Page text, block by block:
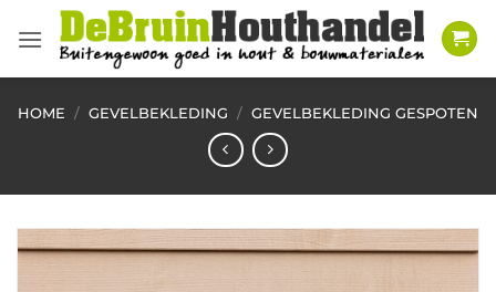
naar
HOME / GEVELBEKLEDING / GEVELBEKLEDING GESPOTEN